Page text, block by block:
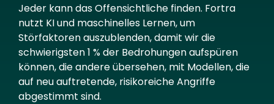
Jeder kann das Offensichtliche finden. Fortra
nutzt KI und maschinelles Lernen, um
Störfaktoren auszublenden, damit wir die
schwierigsten 1 % der Bedrohungen aufspüren
können, die andere übersehen, mit Modellen, die
auf neu auftretende, risikoreiche Angriffe
abgestimmt sind.